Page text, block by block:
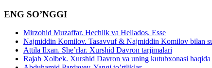
ENG SO’NGGI
Mirzohid Muzaffar. Hechlik va Hellados. Esse
Najmiddin Komilov. Tasavvuf & Najmiddin Komilov bilan
Attila Ilxan. She’rlar. Xurshid Davron tarjimalari
Rajab Xolbek. Xurshid Davron va uning kutubxonasi haqida